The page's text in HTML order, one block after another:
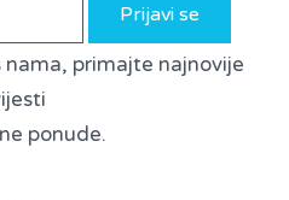
Prijavi se
primajte najnovije
ponude.